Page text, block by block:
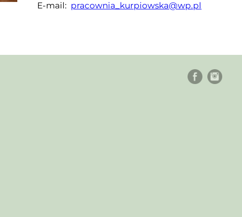
E-mail: pracownia_kurpiowska@wp.pl